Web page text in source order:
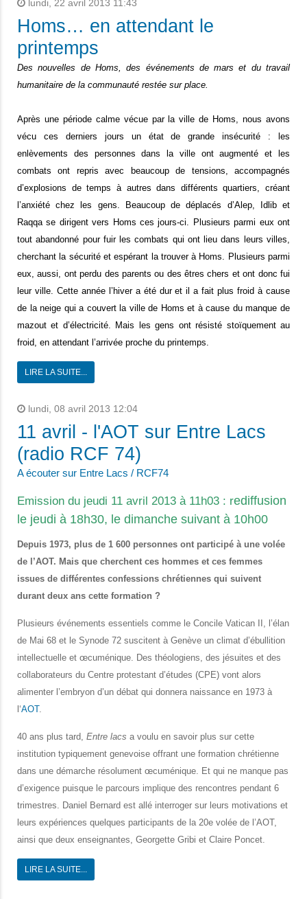
lundi, 22 avril 2013 11:43
Homs… en attendant le
printemps
Des nouvelles de Homs, des événements de mars et du travail
humanitaire de la communauté restée sur place.
Après une période calme vécue par la ville de Homs, nous avons
vécu ces derniers jours un état de grande insécurité : les
enlèvements des personnes dans la ville ont augmenté et les
combats ont repris avec beaucoup de tensions, accompagnés
d’explosions de temps à autres dans différents quartiers, créant
l’anxiété chez les gens. Beaucoup de déplacés d’Alep, Idlib et
Raqqa se dirigent vers Homs ces jours-ci. Plusieurs parmi eux ont
tout abandonné pour fuir les combats qui ont lieu dans leurs villes,
cherchant la sécurité et espérant la trouver à Homs. Plusieurs parmi
eux, aussi, ont perdu des parents ou des êtres chers et ont donc fui
leur ville. Cette année l’hiver a été dur et il a fait plus froid à cause
de la neige qui a couvert la ville de Homs et à cause du manque de
mazout et d’électricité. Mais les gens ont résisté stoïquement au
froid, en attendant l’arrivée proche du printemps.
LIRE LA SUITE...
lundi, 08 avril 2013 12:04
11 avril - l'AOT sur Entre Lacs
(radio RCF 74)
A écouter sur Entre Lacs / RCF74
Emission du jeudi 11 avril 2013 à 11h03 : rediffusion
le jeudi à 18h30, le dimanche suivant à 10h00
Depuis 1973, plus de 1 600 personnes ont participé à une volée
de l’AOT. Mais que cherchent ces hommes et ces femmes
issues de différentes confessions chrétiennes qui suivent
durant deux ans cette formation ?
Plusieurs événements essentiels comme le Concile Vatican II, l’élan
de Mai 68 et le Synode 72 suscitent à Genève un climat d’ébullition
intellectuelle et œcuménique. Des théologiens, des jésuites et des
collaborateurs du Centre protestant d’études (CPE) vont alors
alimenter l’embryon d’un débat qui donnera naissance en 1973 à
l‘AOT.
40 ans plus tard, Entre lacs a voulu en savoir plus sur cette
institution typiquement genevoise offrant une formation chrétienne
dans une démarche résolument œcuménique. Et qui ne manque pas
d’exigence puisque le parcours implique des rencontres pendant 6
trimestres. Daniel Bernard est allé interroger sur leurs motivations et
leurs expériences quelques participants de la 20e volée de l’AOT,
ainsi que deux enseignantes, Georgette Gribi et Claire Poncet.
LIRE LA SUITE...